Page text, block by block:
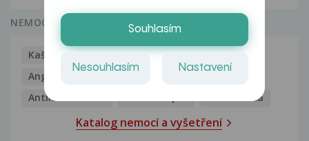
NEMOCI
Kašel Alergie Alkoholismus
Analgetika
Angína
Antihistaminika
Antivirotika
Katalog nemocí a vyšetření
Souhlasím
Nesouhlasím Nastavení